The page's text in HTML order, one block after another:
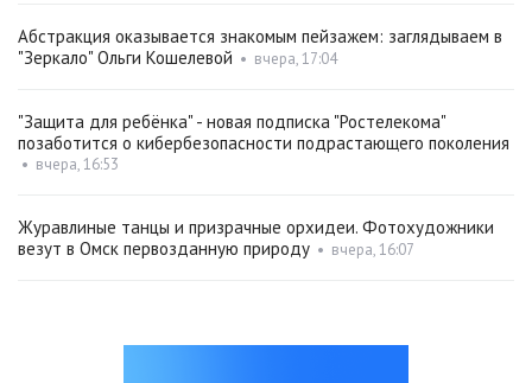
Абстракция оказывается знакомым пейзажем: заглядываем в
"Зеркало" Ольги Кошелевой • вчера, 17:04
"Защита для ребёнка" - новая подписка "Ростелекома"
позаботится о кибербезопасности подрастающего поколения
• вчера, 16:53
Журавлиные танцы и призрачные орхидеи. Фотохудожники
везут в Омск первозданную природу • вчера, 16:07